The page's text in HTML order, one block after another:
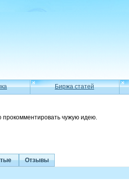
Биржа статей
чужую идею.
Отзывы